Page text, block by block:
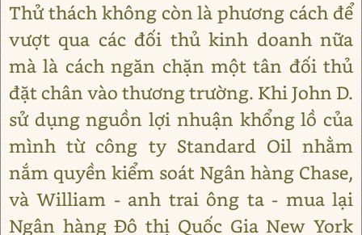
Thử thách không còn là phương cách để
vượt qua các đối thủ kinh doanh nữa
mà là cách ngăn chặn một tân đối thủ
đặt chân vào thương trường. Khi John D.
sử dụng nguồn lợi nhuận khổng lồ của
mình từ công ty Standard Oil nhằm
nắm quyền kiểm soát Ngân hàng Chase,
và William - anh trai ông ta - mua lại
Ngân hàng Đô thị Quốc Gia New York